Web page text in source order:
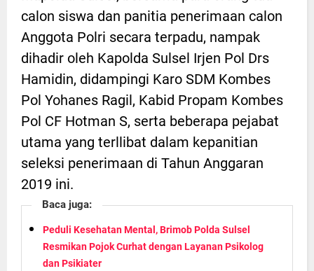
calon siswa dan panitia penerimaan calon
Anggota Polri secara terpadu, nampak
dihadir oleh Kapolda Sulsel Irjen Pol Drs
Hamidin, didampingi Karo SDM Kombes
Pol Yohanes Ragil, Kabid Propam Kombes
Pol CF Hotman S, serta beberapa pejabat
utama yang terllibat dalam kepanitian
seleksi penerimaan di Tahun Anggaran
2019 ini.
Baca juga:
Peduli Kesehatan Mental, Brimob Polda Sulsel
Resmikan Pojok Curhat dengan Layanan Psikolog
dan Psikiater